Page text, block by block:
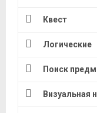
Квест
Логические
Поиск
Визуальная